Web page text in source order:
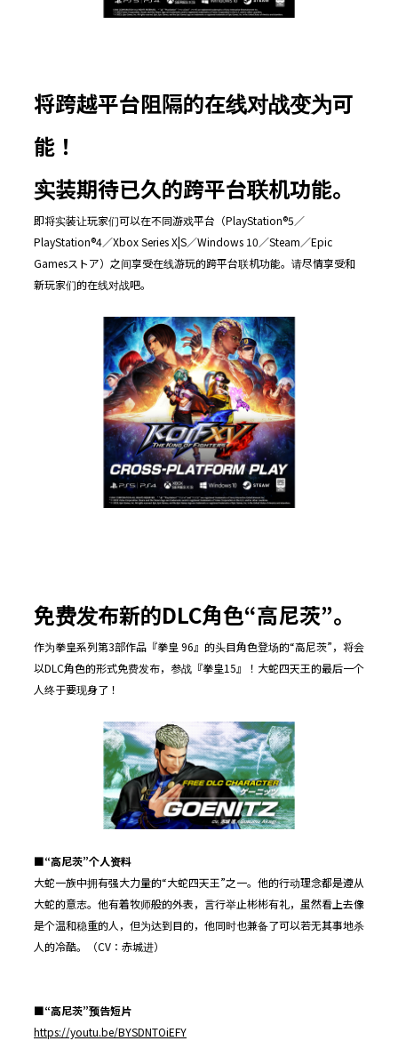
将跨越平台阻隔的在线对战变为可
能！
实装期待已久的跨平台联机功能。
即将实装让玩家们可以在不同游戏平台（PlayStation®5／
PlayStation®4／Xbox Series X|S／Windows 10／Steam／Epic
Gamesストア）之间享受在线游玩的跨平台联机功能。请尽情享受和
新玩家们的在线对战吧。
免费发布新的DLC角色“高尼茨”。
作为拳皇系列第3部作品『拳皇 96』的头目角色登场的“高尼茨”，将会
以DLC角色的形式免费发布，参战『拳皇15』！大蛇四天王的最后一个
人终于要现身了！
■“高尼茨”个人资料
大蛇一族中拥有强大力量的“大蛇四天王”之一。他的行动理念都是遵从
大蛇的意志。他有着牧师般的外表，言行举止彬彬有礼，虽然看上去像
是个温和稳重的人，但为达到目的，他同时也兼备了可以若无其事地杀
人的冷酷。（CV：赤城进）
■“高尼茨”预告短片
https://youtu.be/BYSDNTOiEFY